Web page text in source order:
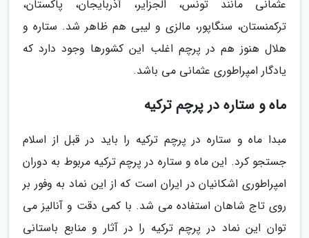
عثمانی مانند تونس، الجزایر، آذربایجان، پاکستان،
ترکمنستان، سنگاپور، مالزی و لیبی هم ظاهر شد. ستاره و
هلال هنوز هم در پرچم اغلب این کشورها وجود دارد که
یادگار امپراطوری عثمانی می باشد.
ماه و ستاره در پرچم ترکیه
مبدا ماه و ستاره در پرچم ترکیه را باید در قبل از اسلام
جستجو کرد. این ماه و ستاره در پرچم ترکیه مربوط به دوران
امپراطوری اشکانیان در ایران است که از این نماد به وفور بر
روی تاج شاهان استفاده می شد. با کمی دقت و آنالیز می
توان این نماد در پرچم ترکیه را در آثار و منابع باستانی